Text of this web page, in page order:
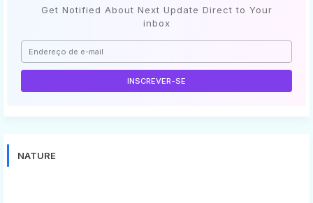
Get Notified About Next Update Direct to Your
inbox
NATURE